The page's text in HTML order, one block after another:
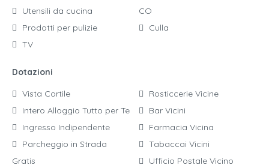
Utensili da cucina
Prodotti per pulizie
TV
CO
Culla
Dotazioni
Vista Cortile
Intero Alloggio Tutto per Te
Ingresso Indipendente
Parcheggio in Strada
Gratis
Rosticcerie Vicine
Bar Vicini
Farmacia Vicina
Tabaccai Vicini
Ufficio Postale Vicino